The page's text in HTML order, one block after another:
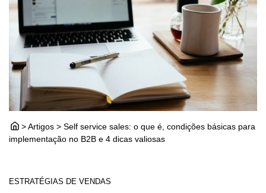
> Artigos > Self service sales: o que é, condições básicas para
implementação no B2B e 4 dicas valiosas
ESTRATÉGIAS DE VENDAS